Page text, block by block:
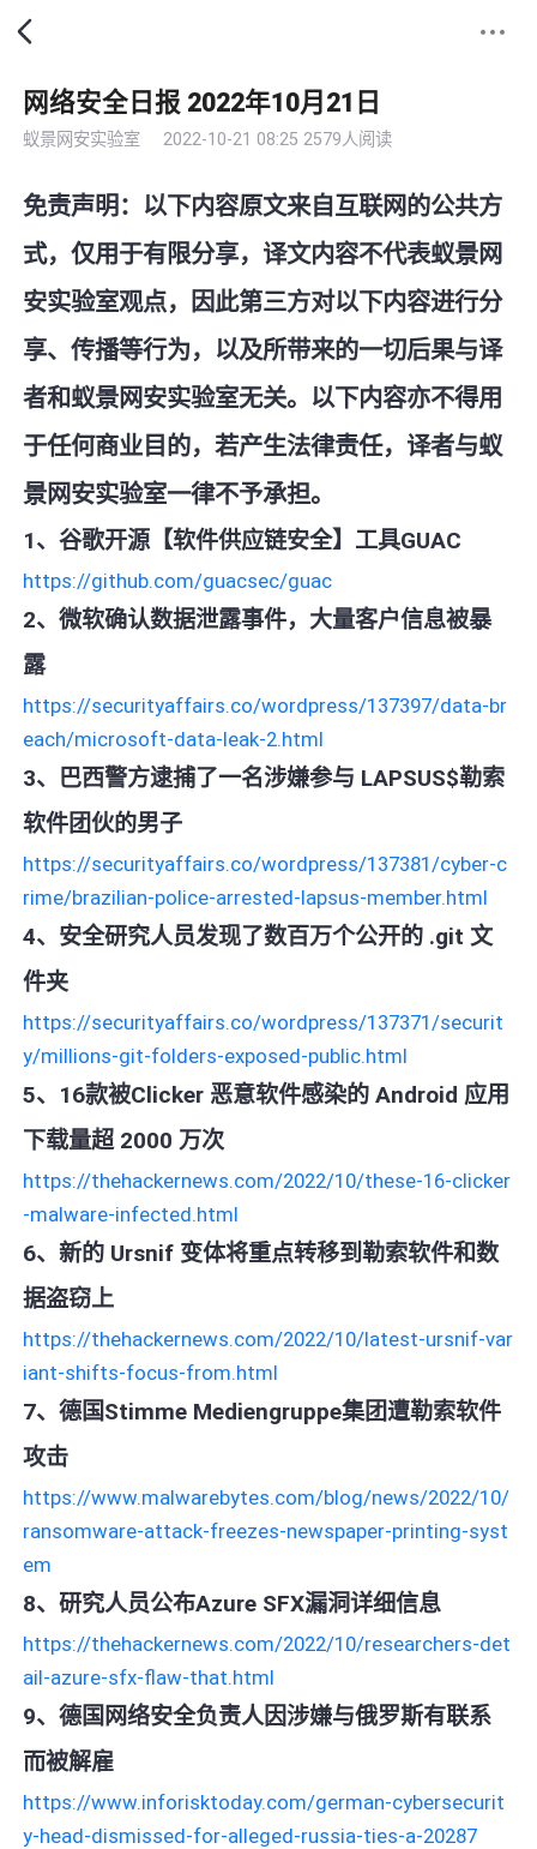
网络安全日报 2022年10月21日
蚁景网安实验室 2022-10-21 08:25 2579人阅读
免责声明：以下内容原文来自互联网的公共方
式，仅用于有限分享，译文内容不代表蚁景网
安实验室观点，因此第三方对以下内容进行分
享、传播等行为，以及所带来的一切后果与译
者和蚁景网安实验室无关。以下内容亦不得用
于任何商业目的，若产生法律责任，译者与蚁
景网安实验室一律不予承担。
1、谷歌开源【软件供应链安全】工具GUAC
https://github.com/guacsec/guac
2、微软确认数据泄露事件，大量客户信息被暴
露
https://securityaffairs.co/wordpress/137397/data-br
each/microsoft-data-leak-2.html
3、巴西警方逮捕了一名涉嫌参与 LAPSUS$勒索
软件团伙的男子
https://securityaffairs.co/wordpress/137381/cyber-c
rime/brazilian-police-arrested-lapsus-member.html
4、安全研究人员发现了数百万个公开的 .git 文
件夹
https://securityaffairs.co/wordpress/137371/securit
y/millions-git-folders-exposed-public.html
5、16款被Clicker 恶意软件感染的 Android 应用
下载量超 2000 万次
https://thehackernews.com/2022/10/these-16-clicker
-malware-infected.html
6、新的 Ursnif 变体将重点转移到勒索软件和数
据盗窃上
https://thehackernews.com/2022/10/latest-ursnif-var
iant-shifts-focus-from.html
7、德国Stimme Mediengruppe集团遭勒索软件
攻击
https://www.malwarebytes.com/blog/news/2022/10/
ransomware-attack-freezes-newspaper-printing-syst
em
8、研究人员公布Azure SFX漏洞详细信息
https://thehackernews.com/2022/10/researchers-det
ail-azure-sfx-flaw-that.html
9、德国网络安全负责人因涉嫌与俄罗斯有联系
而被解雇
https://www.inforisktoday.com/german-cybersecurit
y-head-dismissed-for-alleged-russia-ties-a-20287